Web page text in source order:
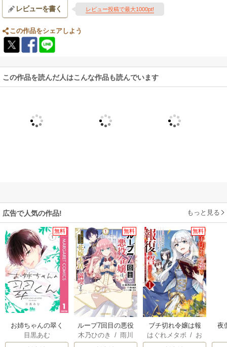
レビューを書く レビュー投稿で最大1000pt!
この作品をシェアしよう
この作品を読んだ人はこんな作品も読んでいます
広告で人気の作品! もっと見る
無料
お姉ちゃんの翠く
ん
目黒あむ
無料
ループ7回目の悪役
令嬢は、元敵国で
木乃ひのき /雨川
/ 八美☆わん
無料
ブチ切れ令嬢は報
復を誓いました。
はぐれメタボ / お
おのいも /
夜